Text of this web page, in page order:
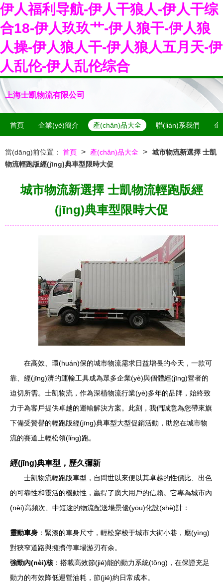
伊人福利导航-伊人干狼人-伊人干综
合18-伊人玖玖艹-伊人狼干-伊人狼
人操-伊人狼人干-伊人狼人五月天-伊
人乱伦-伊人乱伦综合
上海士凱物流有限公司
首頁 企業(yè)簡介 產(chǎn)品大全 聯(lián)系我們 企
當(dāng)前位置： 首頁 > 產(chǎn)品大全 > 城市物流新選擇 士凱
物流輕跑版經(jīng)典車型限時大促
城市物流新選擇 士凱物流輕跑版經
(jīng)典車型限時大促
在高效、環(huán)保的城市物流需求日益增長的今天，一款可
靠、經(jīng)濟的運輸工具成為眾多企業(yè)與個體經(jīng)營者的
迫切所需。士凱物流，作為深植物流行業(yè)多年的品牌，始終致
力于為客戶提供卓越的運輸解決方案。此刻，我們誠意為您帶來旗
下備受贊譽的輕跑版經(jīng)典車型大型促銷活動，助您在城市物
流的賽道上輕松領(lǐng)跑。
經(jīng)典車型，歷久彌新
士凱物流輕跑版車型，自問世以來便以其卓越的性價比、出色
的可靠性和靈活的機動性，贏得了廣大用戶的信賴。它專為城市內
(nèi)高頻次、中短途的物流配送場景優(yōu)化設(shè)計：
靈動車身 ：緊湊的車身尺寸，輕松穿梭于城市大街小巷，應(yīng)
對狹窄道路與擁擠停車場游刃有余。
強勁內(nèi)核 ：搭載高效節(jié)能的動力系統(tǒng)，在保證充足
動力的有效降低運營油耗，節(jié)約日常成本。